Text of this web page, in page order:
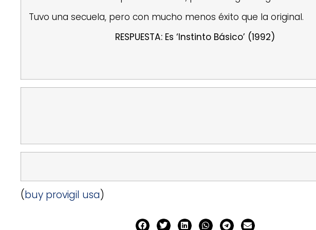
Tuvo una secuela, pero con mucho menos éxito que la original.
RESPUESTA: Es ‘Instinto Básico’ (1992)
(buy provigil usa)